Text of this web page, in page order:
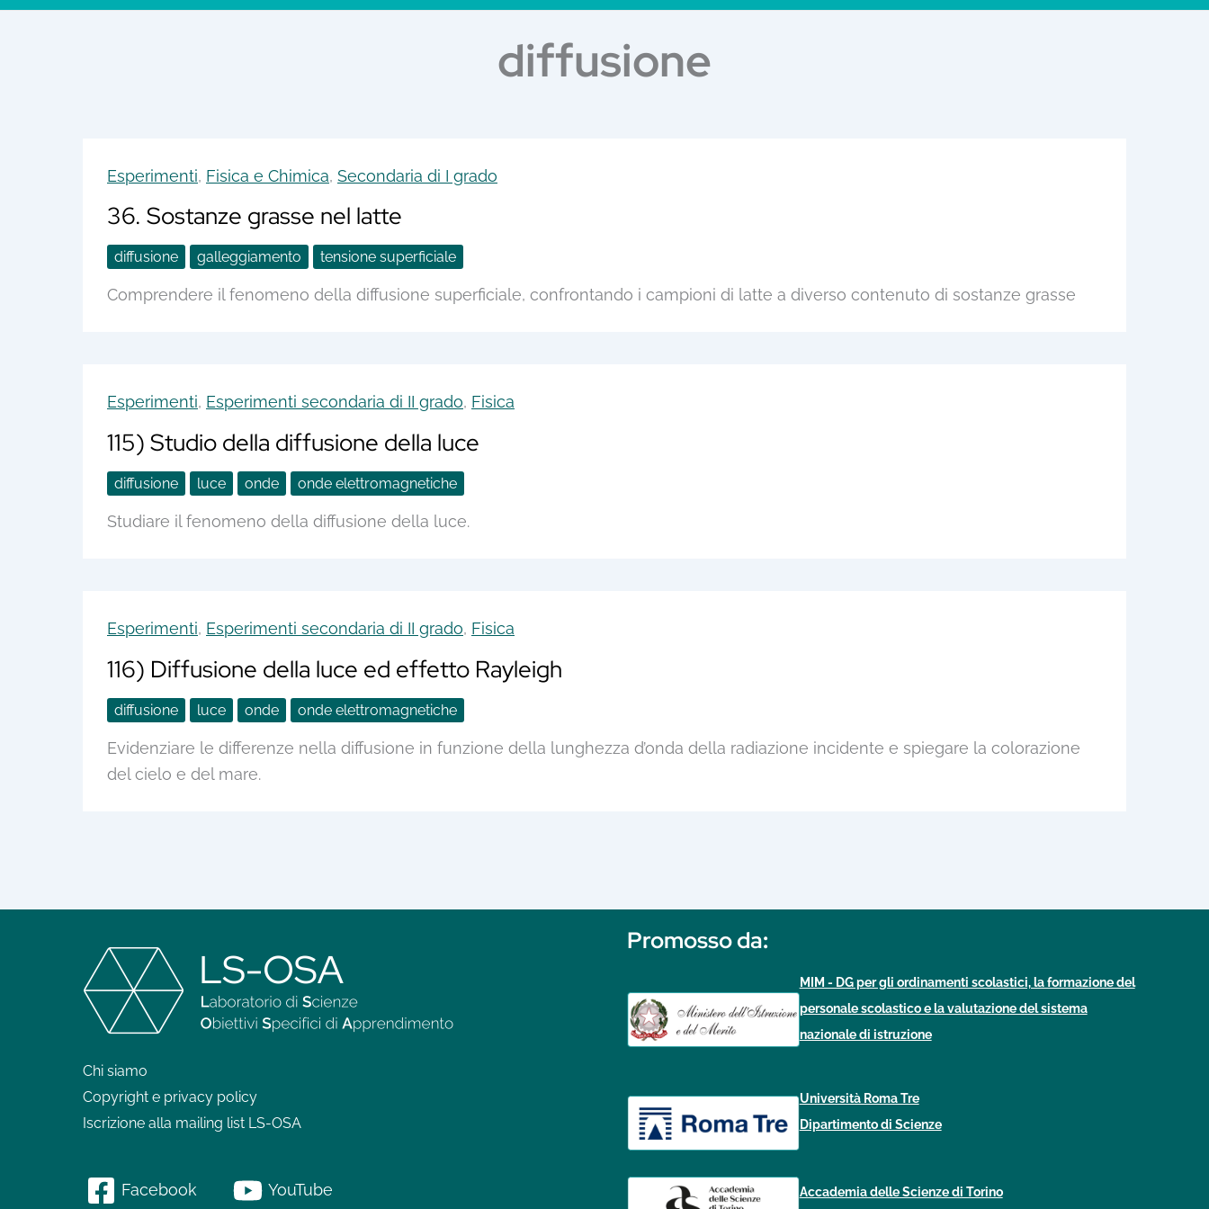
diffusione
Esperimenti, Fisica e Chimica, Secondaria di I grado
36. Sostanze grasse nel latte
diffusione galleggiamento tensione superficiale
Comprendere il fenomeno della diffusione superficiale, confrontando i campioni di latte a diverso contenuto di sostanze grasse
Esperimenti, Esperimenti secondaria di II grado, Fisica
115) Studio della diffusione della luce
diffusione luce onde onde elettromagnetiche
Studiare il fenomeno della diffusione della luce.
Esperimenti, Esperimenti secondaria di II grado, Fisica
116) Diffusione della luce ed effetto Rayleigh
diffusione luce onde onde elettromagnetiche
Evidenziare le differenze nella diffusione in funzione della lunghezza d’onda della radiazione incidente e spiegare la colorazione
del cielo e del mare.
Chi siamo
Copyright e privacy policy
Iscrizione alla mailing list LS-OSA
Facebook YouTube
Promosso da:
MIM - DG per gli ordinamenti scolastici, la formazione del
personale scolastico e la valutazione del sistema
nazionale di istruzione
Università Roma Tre
Dipartimento di Scienze
Accademia delle Scienze di Torino